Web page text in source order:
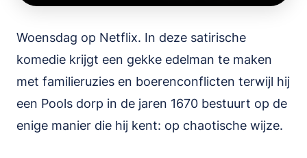
Woensdag op Netflix. In deze satirische
komedie krijgt een gekke edelman te maken
met familieruzies en boerenconflicten terwijl hij
een Pools dorp in de jaren 1670 bestuurt op de
enige manier die hij kent: op chaotische wijze.